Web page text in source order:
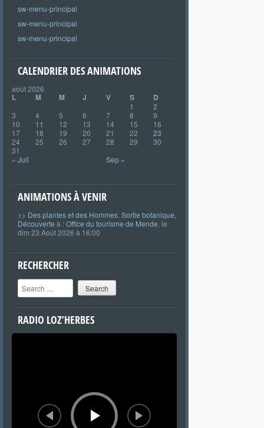
sw-menu-principal
sw-menu-principal
sw-menu-principal
CALENDRIER DES ANIMATIONS
août 2026
L M M J V S D
1
2
3
4 5 6 7 8
9
10
11 12 13 14 15
16
17
18 19 20 21 22
23
24
25 26 27 28 29
30
31
« Juil
Sep »
ANIMATIONS À VENIR
>> Des plantes et des Hommes Sortie botanique
Découverte à :Office du tourisme de Mende , le
dim 23 Août 2026 à 16:00
RECHERCHER
Search
RADIO LOZ’HERBES
Lecteur